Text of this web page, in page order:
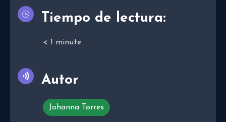
Tiempo de lectura:
< 1 minute
Autor
Johanna Torres